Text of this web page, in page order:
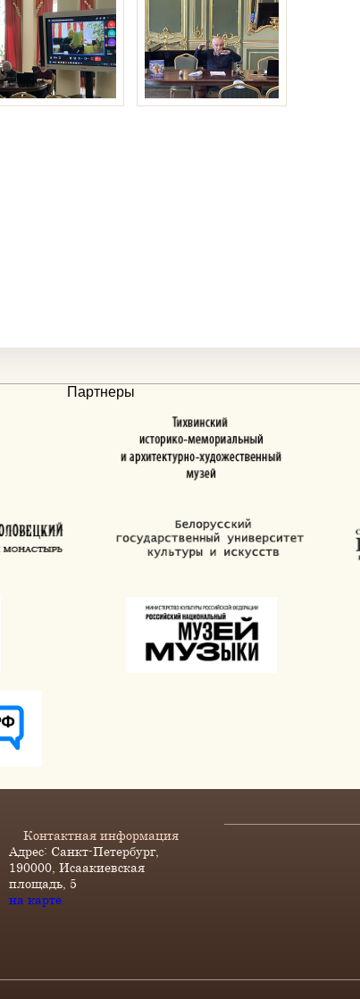
Партнеры
Контактная информация
Адрес: Санкт-Петербург,
190000, Исаакиевская
площадь, 5
на карте